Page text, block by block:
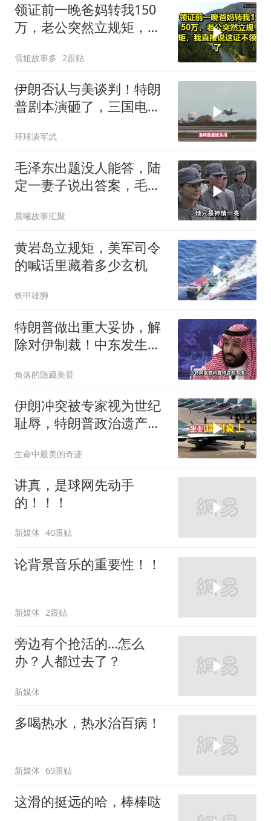
领证前一晚爸妈转我150
万，老公突然立规矩，我
雪姐故事多 2跟贴
伊朗否认与美谈判！特朗
普剧本演砸了，三国电话
环球谈军武
毛泽东出题没人能答，陆
定一妻子说出答案，毛主
晨曦故事汇聚
黄岩岛立规矩，美军司令
的喊话里藏着多少玄机
铁甲雄狮
特朗普做出重大妥协，解
除对伊制裁！中东发生怎
角落的隐藏美景
伊朗冲突被专家视为世纪
耻辱，特朗普政治遗产遭
生命中最美的奇迹
讲真，是球网先动手
的！！！
新媒体 40跟贴
论背景音乐的重要性！！
新媒体 2跟贴
旁边有个抢活的…怎么
办？人都过去了？
新媒体
多喝热水，热水治百病！
新媒体 69跟贴
这滑的挺远的哈，棒棒哒